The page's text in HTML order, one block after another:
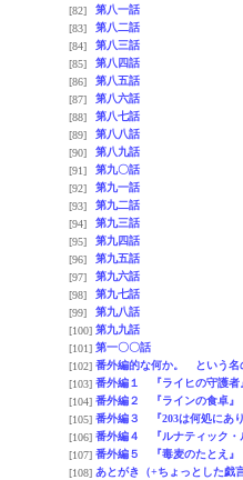
[82]
第八一話
[83]
第八二話
[84]
第八三話
[85]
第八四話
[86]
第八五話
[87]
第八六話
[88]
第八七話
[89]
第八八話
[90]
第八九話
[91]
第九〇話
[92]
第九一話
[93]
第九二話
[94]
第九三話
[95]
第九四話
[96]
第九五話
[97]
第九六話
[98]
第九七話
[99]
第九八話
[100] 第九九話
[101] 第一〇〇話
[102] 番外編的な何か。 という名
[103] 番外編１ 『ライヒの守護者
[104] 番外編２ 『ラインの食卓』
[105] 番外編３ 『203は何処にあり
[106] 番外編４ 『ルナティック・
[107] 番外編５ 『毒麦のたとえ』
[108] あとがき（+ちょっとした戯言